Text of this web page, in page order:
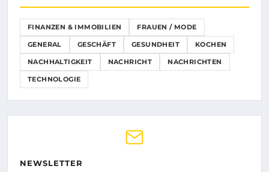
FINANZEN & IMMOBILIEN FRAUEN / MODE
GENERAL GESCHÄFT GESUNDHEIT KOCHEN
NACHHALTIGKEIT NACHRICHT NACHRICHTEN
TECHNOLOGIE
NEWSLETTER